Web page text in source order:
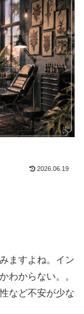
2026.06.19
ますよね。イン
わからない。。
など不安が少な